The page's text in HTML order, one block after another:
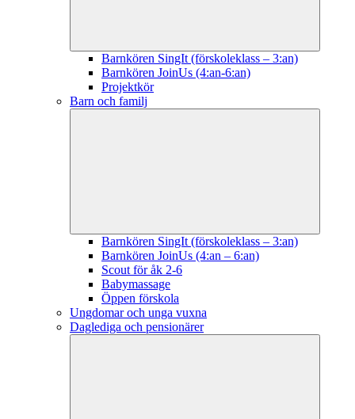
Barnkören SingIt (förskoleklass – 3:an)
Barnkören JoinUs (4:an-6:an)
Projektkör
Barn och familj
Barnkören SingIt (förskoleklass – 3:an)
Barnkören JoinUs (4:an – 6:an)
Scout för åk 2-6
Babymassage
Öppen förskola
Ungdomar och unga vuxna
Daglediga och pensionärer